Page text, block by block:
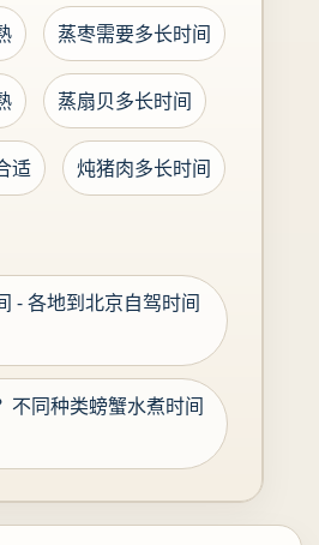
蒸枣需要多长时间
蒸扇贝多长时间
适 炖猪肉多长时间
- 各地到北京自驾时间
不同种类螃蟹水煮时间